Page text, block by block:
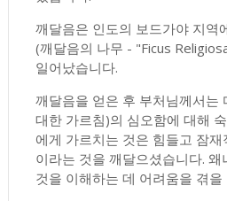
깨달음은 인도의 보드가야 지역
(깨달음의 나무 - "Ficus
일어났습니다.
깨달음을 얻은 후 부처님께서는
대한 가르침)의 심오함에 대해
에게 가르치는 것은 힘들고 잠
이라는 것을 깨달으셨습니다.
것을 이해하는 데 어려움을 겪